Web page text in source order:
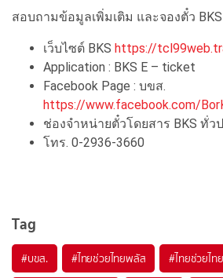
สอบถามข้อมูลเพิ่มเติม และจองตั๋ว
เว็บไซต์ BKS https://
Application : BKS E – ticket
Facebook Page : บขส.
https://www.facebook.com/
ช่องจำหน่ายตั๋วโดยสาร BKS ทั่ว
โทร. 0-2936-3660
Tag
#บขส. #ไทยช่วยไทยพลัส #ไทยช่วยไ